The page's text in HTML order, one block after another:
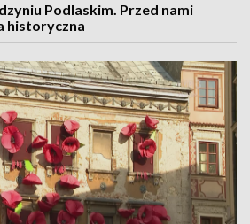
Podlaskim. Przed nami
historyczna